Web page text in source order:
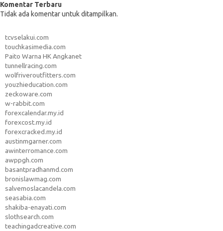
Komentar Terbaru
Tidak ada komentar untuk ditampilkan.
tcvselakui.com
touchkasimedia.com
Paito Warna HK Angkanet
tunnellracing.com
wolfriveroutfitters.com
youzhieducation.com
zeckoware.com
w-rabbit.com
forexcalendar.my.id
forexcost.my.id
forexcracked.my.id
austinmgarner.com
awinterromance.com
awppgh.com
basantpradhanmd.com
bronislawmag.com
salvemoslacandela.com
seasabia.com
shakiba-enayati.com
slothsearch.com
teachingadcreative.com